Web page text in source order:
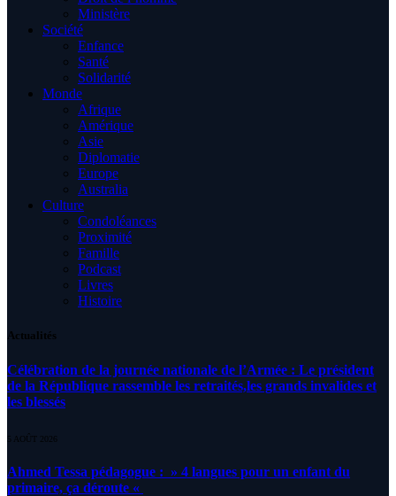
Ministère
Société
Enfance
Santé
Solidarité
Monde
Afrique
Amérique
Asie
Diplomatie
Europe
Australia
Culture
Condoléances
Proximité
Famille
Podcast
Livres
Histoire
Actualités
Célébration de la journée nationale de l’Armée : Le président
de la République rassemble les retraités,les grands invalides et
les blessés
5 AOÛT 2026
Ahmed Tessa pédagogue : » 4 langues pour un enfant du
primaire, ça déroute «